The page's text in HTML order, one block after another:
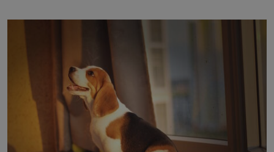
naší povaze, ale i v potřebách naší pokožky. Ohnivá
znamení Ženy narozené ve znamení Berana, Lva a
Střelce v sobě nesou žár, odvahu a neutuchající elán.